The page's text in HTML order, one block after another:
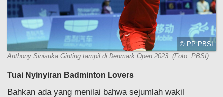
© PP PBSI
Anthony Sinisuka Ginting tampil di Denmark Open 2023. (Foto: PBSI)
Tuai Nyinyiran Badminton Lovers
Bahkan ada yang menilai bahwa sejumlah wakil